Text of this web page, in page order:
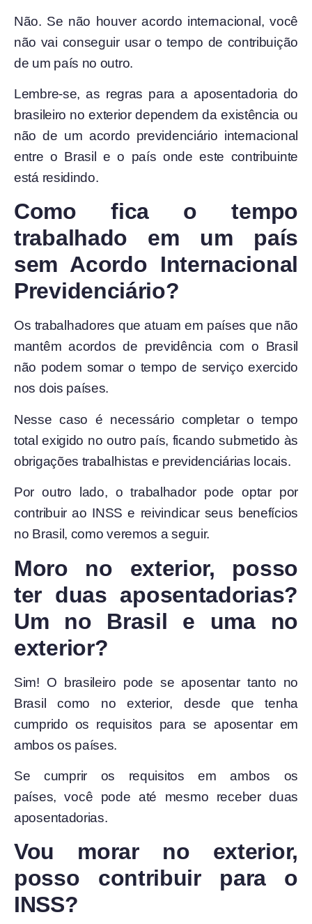
Não. Se não houver acordo internacional, você
não vai conseguir usar o tempo de contribuição
de um país no outro.
Lembre-se, as regras para a aposentadoria do
brasileiro no exterior dependem da existência ou
não de um acordo previdenciário internacional
entre o Brasil e o país onde este contribuinte
está residindo.
Como fica o tempo
trabalhado em um país
sem Acordo Internacional
Previdenciário?
Os trabalhadores que atuam em países que não
mantêm acordos de previdência com o Brasil
não podem somar o tempo de serviço exercido
nos dois países.
Nesse caso é necessário completar o tempo
total exigido no outro país, ficando submetido às
obrigações trabalhistas e previdenciárias locais.
Por outro lado, o trabalhador pode optar por
contribuir ao INSS e reivindicar seus benefícios
no Brasil, como veremos a seguir.
Moro no exterior, posso
ter duas aposentadorias?
Um no Brasil e uma no
exterior?
Sim! O brasileiro pode se aposentar tanto no
Brasil como no exterior, desde que tenha
cumprido os requisitos para se aposentar em
ambos os países.
Se cumprir os requisitos em ambos os
países, você pode até mesmo receber duas
aposentadorias.
Vou morar no exterior,
posso contribuir para o
INSS?